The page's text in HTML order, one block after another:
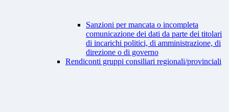
Sanzioni per mancata o incompleta
comunicazione dei dati da parte dei titolari
di incarichi politici, di amministrazione, di
direzione o di governo
Rendiconti gruppi consiliari regionali/provinciali